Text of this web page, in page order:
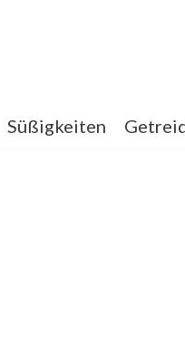
Süßigkeiten